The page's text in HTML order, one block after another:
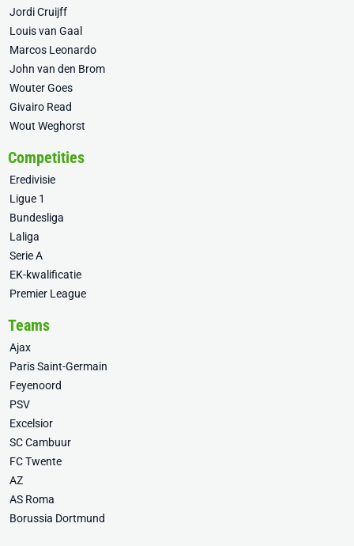
Jordi Cruijff
Louis van Gaal
Marcos Leonardo
John van den Brom
Wouter Goes
Givairo Read
Wout Weghorst
Competities
Eredivisie
Ligue 1
Bundesliga
Laliga
Serie A
EK-kwalificatie
Premier League
Teams
Ajax
Paris Saint-Germain
Feyenoord
PSV
Excelsior
SC Cambuur
FC Twente
AZ
AS Roma
Borussia Dortmund